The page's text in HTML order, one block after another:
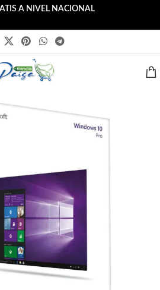
A NIVEL NACIONAL